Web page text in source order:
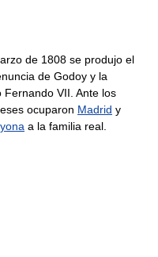
de 1808 se produjo el
de Godoy y la
VII. Ante los
ocuparon Madrid y
a la familia real.